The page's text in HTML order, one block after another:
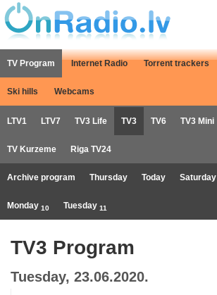
TV Program Internet Radio Torrent trackers
Ski hills Webcams
LTV1 LTV7 TV3 Life TV3 TV6 TV3 Mini
TV Kurzeme Riga TV24
Archive program Thursday Today Saturday
Monday 10 Tuesday 11
TV3 Program
Tuesday, 23.06.2020.